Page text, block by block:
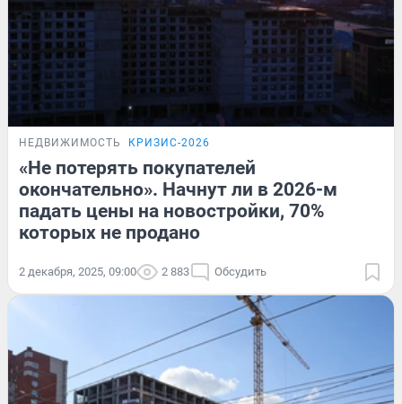
НЕДВИЖИМОСТЬ КРИЗИС-2026
«Не потерять покупателей
окончательно». Начнут ли в 2026-м
падать цены на новостройки, 70%
которых не продано
2 декабря, 2025, 09:00 2 883 Обсудить